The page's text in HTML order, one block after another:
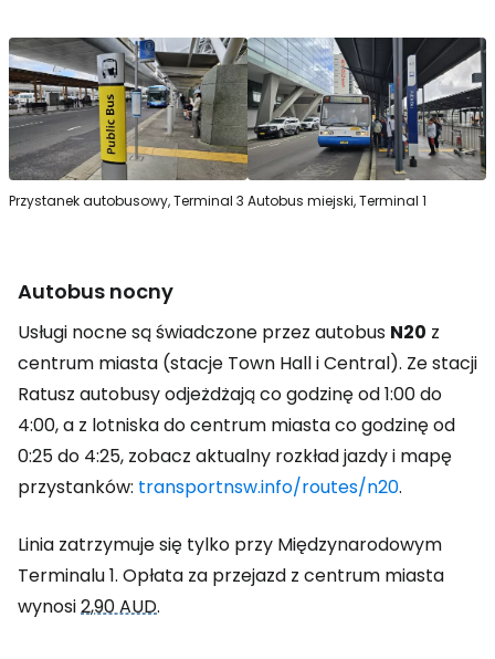
Przystanek autobusowy, Terminal 3 Autobus miejski, Terminal 1
Autobus nocny
Usługi nocne są świadczone przez autobus N20 z
centrum miasta (stacje Town Hall i Central). Ze stacji
Ratusz autobusy odjeżdżają co godzinę od 1:00 do
4:00, a z lotniska do centrum miasta co godzinę od
0:25 do 4:25, zobacz aktualny rozkład jazdy i mapę
przystanków: transportnsw.info/routes/n20.
Linia zatrzymuje się tylko przy Międzynarodowym
Terminalu 1. Opłata za przejazd z centrum miasta
wynosi2,90 AUD.